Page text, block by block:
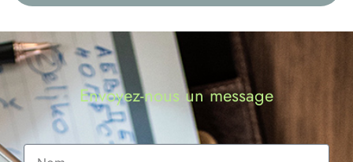
Envoyez-nous un message